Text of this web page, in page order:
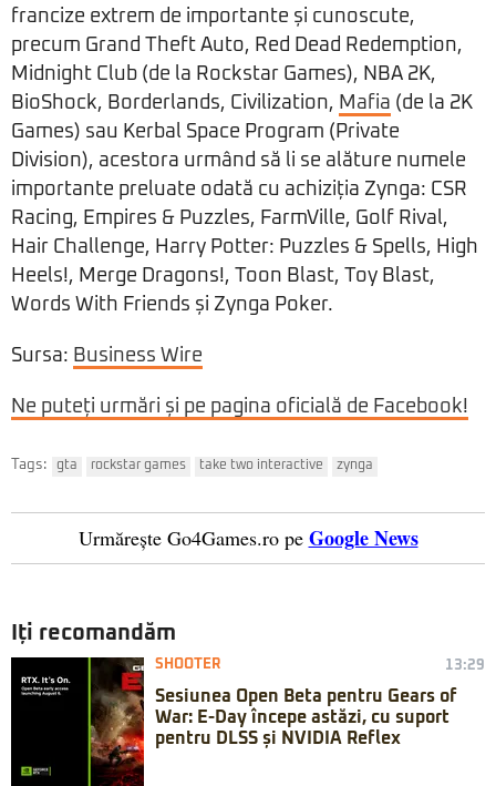
francize extrem de importante și cunoscute,
precum Grand Theft Auto, Red Dead Redemption,
Midnight Club (de la Rockstar Games), NBA 2K,
BioShock, Borderlands, Civilization, Mafia (de la 2K
Games) sau Kerbal Space Program (Private
Division), acestora urmând să li se alăture numele
importante preluate odată cu achiziția Zynga: CSR
Racing, Empires & Puzzles, FarmVille, Golf Rival,
Hair Challenge, Harry Potter: Puzzles & Spells, High
Heels!, Merge Dragons!, Toon Blast, Toy Blast,
Words With Friends și Zynga Poker.
Sursa: Business Wire
Ne puteți urmări și pe pagina oficială de Facebook!
Tags: gta rockstar games take two interactive zynga
Urmărește Go4Games.ro pe Google News
Iți recomandăm
SHOOTER 13:29
Sesiunea Open Beta pentru Gears of
War: E-Day începe astăzi, cu suport
pentru DLSS și NVIDIA Reflex